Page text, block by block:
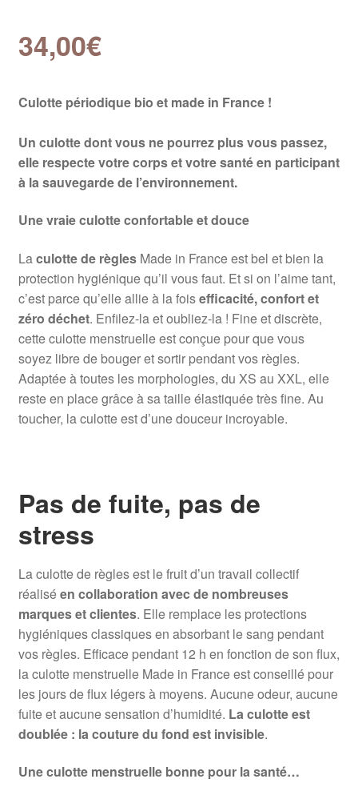
34,00€
Culotte périodique bio et made in France !
Un culotte dont vous ne pourrez plus vous passez,
elle respecte votre corps et votre santé en participant
à la sauvegarde de l’environnement.
Une vraie culotte confortable et douce
Laculotte de règlesMade in France est bel et bien la
protection hygiénique qu’il vous faut. Et si on l’aime tant,
c’est parce qu’elle allie à la foisefficacité, confort et
zéro déchet. Enfilez-la et oubliez-la ! Fine et discrète,
cette culotte menstruelle est conçue pour que vous
soyez libre de bouger et sortir pendant vos règles.
Adaptée à toutes les morphologies, du XS au XXL, elle
reste en place grâce à sa taille élastiquée très fine. Au
toucher, la culotte est d’une douceur incroyable.
Pas de fuite, pas de
stress
La culotte de règles est le fruit d’un travail collectif
réaliséen collaboration avec de nombreuses
marques et clientes. Elle remplace les protections
hygiéniques classiques en absorbant le sang pendant
vos règles. Efficace pendant 12 h en fonction de son flux,
la culotte menstruelle Made in France est conseillé pour
les jours de flux légers à moyens. Aucune odeur, aucune
fuite et aucune sensation d’humidité. La culotte est
doublée : la couture du fond est invisible.
Une culotte menstruelle bonne pour la santé…